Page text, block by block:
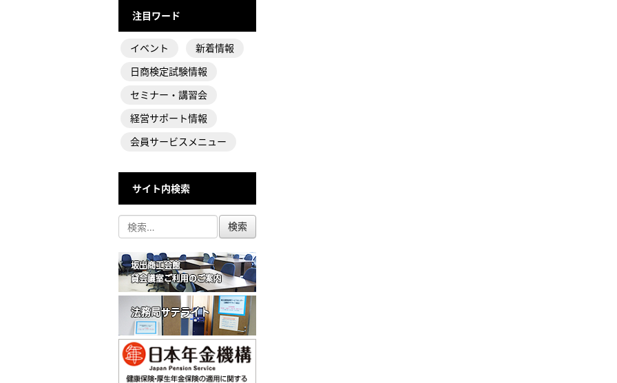
注目ワード
イベント
新着情報
日商検定試験情報
セミナー・講習会
経営サポート情報
会員サービスメニュー
サイト内検索